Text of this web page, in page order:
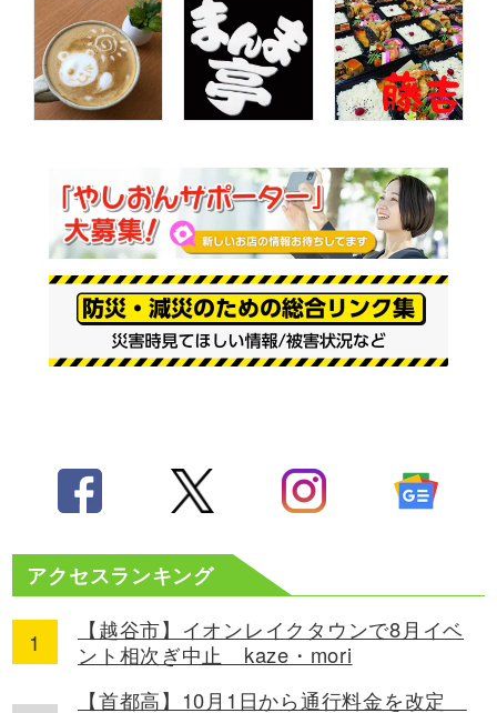
アクセスランキング
【越谷市】イオンレイクタウンで8月イベ
ント相次ぎ中止 kaze・mori
【首都高】10月1日から通行料金を改定